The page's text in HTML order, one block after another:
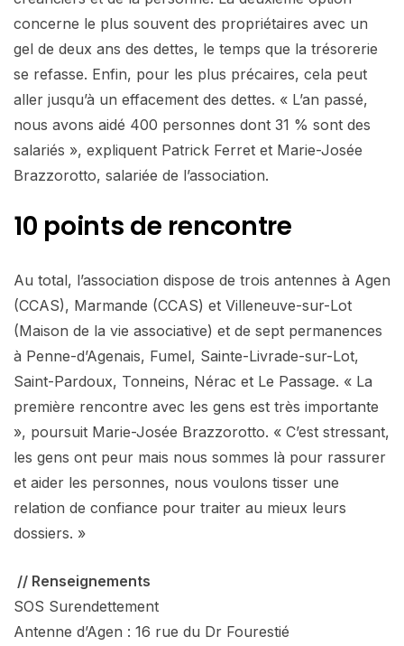
concerne le plus souvent des propriétaires avec un
gel de deux ans des dettes, le temps que la trésorerie
se refasse. Enfin, pour les plus précaires, cela peut
aller jusqu’à un effacement des dettes. « L’an passé,
nous avons aidé 400 personnes dont 31 % sont des
salariés », expliquent Patrick Ferret et Marie-Josée
Brazzorotto, salariée de l’association.
10 points de rencontre
Au total, l’association dispose de trois antennes à Agen
(CCAS), Marmande (CCAS) et Villeneuve-sur-Lot
(Maison de la vie associative) et de sept permanences
à Penne-d’Agenais, Fumel, Sainte-Livrade-sur-Lot,
Saint-Pardoux, Tonneins, Nérac et Le Passage. « La
première rencontre avec les gens est très importante
», poursuit Marie-Josée Brazzorotto. « C’est stressant,
les gens ont peur mais nous sommes là pour rassurer
et aider les personnes, nous voulons tisser une
relation de confiance pour traiter au mieux leurs
dossiers. »
// Renseignements
SOS Surendettement
Antenne d’Agen : 16 rue du Dr Fourestié